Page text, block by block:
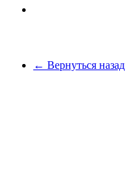
← Вернуться назад